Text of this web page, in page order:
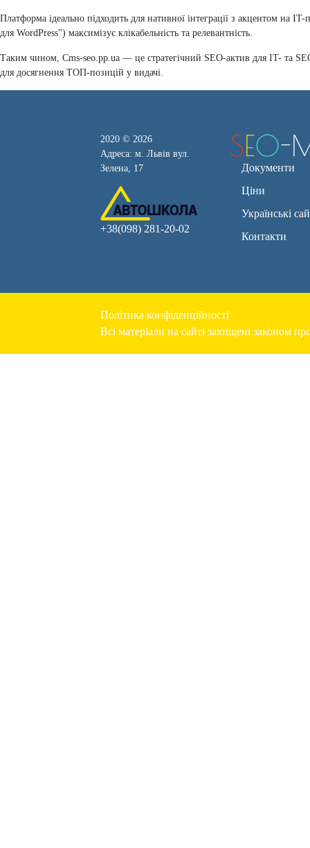
Платформа ідеально підходить для нативної інтеграції з акцентом на
для WordPress") максимізує клікабельність та релевантність.
Таким чином, Cms-seo.pp.ua — це стратегічний SEO-актив для IT- та
для досягнення ТОП-позицій у видачі.
2020 © 2026
Адреса: м. Львів вул.
Зелена, 17
+38(098) 281-20-02
Документи
Ціни
Українські
Контакти
Політика конфіденційності
Всі матеріали на сайті захищені законом